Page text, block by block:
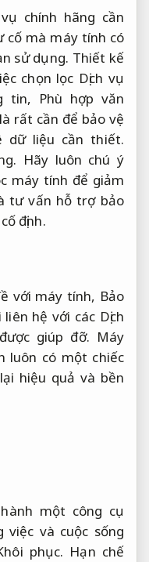
chính hãng cần
cố mà máy tính có
sử dụng. Thiết kế
chọn lọc Dịch vụ
tin, Phù hợp văn
rất cần để bảo vệ
dữ liệu cần thiết.
Hãy luôn chú ý
máy tính để giảm
tư vấn hỗ trợ bảo
định.
với máy tính, Bảo
hệ với các Dịch
giúp đỡ. Máy
luôn có một chiếc
hiệu quả và bền
một công cụ
và cuộc sống
phục. Hạn chế